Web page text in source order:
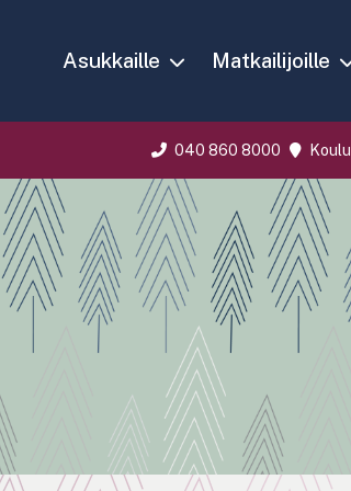
Asukkaille Matkailijoille
040 860 8000